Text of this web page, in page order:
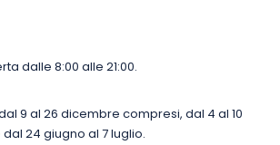
dalle 8:00 alle 21:00.
9 al 26 dicembre compresi, dal 4 al 10
24 giugno al 7 luglio.